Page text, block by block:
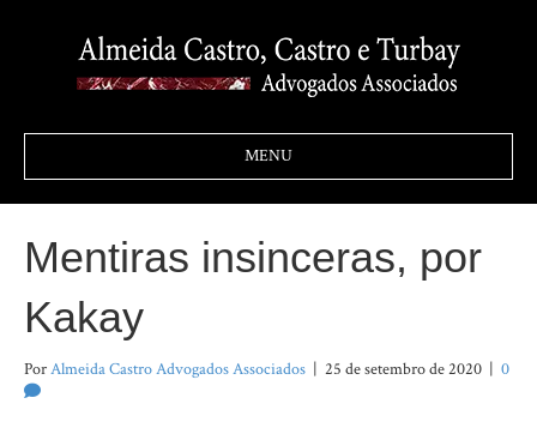
MENU
Mentiras insinceras, por
Kakay
PorAlmeida Castro Advogados Associados | 25 de setembro de 2020 | 0